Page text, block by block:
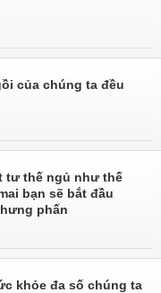
của chúng ta đều
tư thế ngủ như thế
bạn sẽ bắt đầu
phấn
khỏe đa số chúng ta